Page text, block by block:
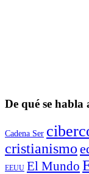
De qué se habla
Cadena Ser
cristianismo
EEUU El Mundo